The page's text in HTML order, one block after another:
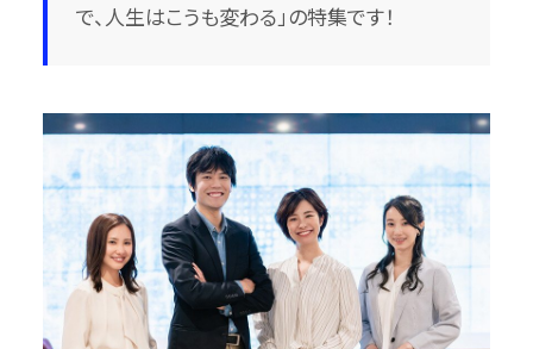
で、人生はこうも変わる」の特集です！